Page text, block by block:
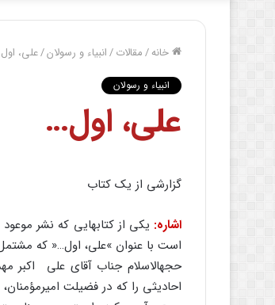
خانه/مقالات/انبیاء و رسولان/على،
انبیاء و رسولان
على، اول…
گزارشى از یک کتاب
اشاره: یکى از کتابهایى که نشر
است با عنوان »على، اول…« که
حجهالاسلام جناب آقاى على اکبر
احادیثى را که در فضیلت